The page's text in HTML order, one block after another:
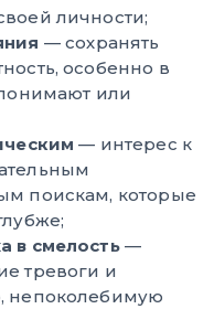
личности;
— сохранять
особенно в
или
— интерес к
поискам, которые
в смелость—
тревоги и
непоколебимую